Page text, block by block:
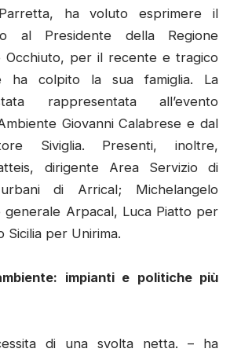
ha voluto esprimere il
al Presidente della Regione
Occhiuto, per il recente e tragico
ha colpito la sua famiglia. La
rappresentata all’evento
Giovanni Calabrese e dal
Siviglia. Presenti, inoltre,
dirigente Area Servizio di
di Arrical; Michelangelo
generale Arpacal, Luca Piatto per
Sicilia per Unirima.
impianti e politiche più
di una svolta netta. – ha